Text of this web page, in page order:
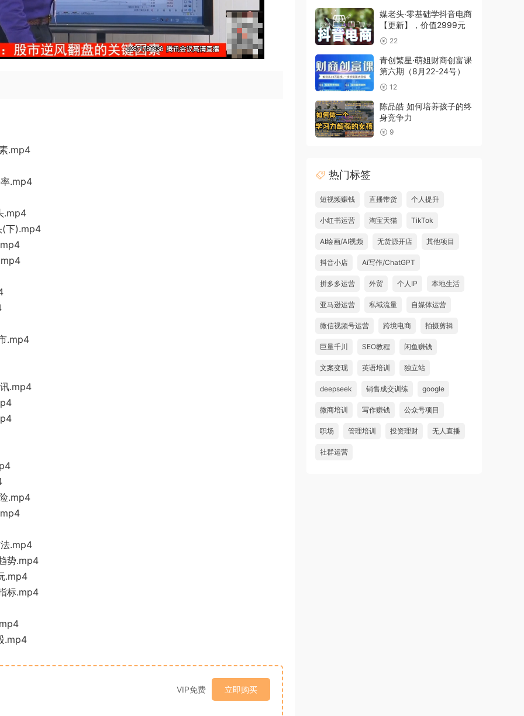
.mp4
.mp4
.mp4
(下).mp4
.mp4
.mp4
.mp4
.mp4
势.mp4
.mp4
标.mp4
.mp4
VIP免费 立即购买
媒老头·零基础学抖音电商
【更新】，价值2999元
22
青创繁星·萌姐财商创富课
第六期（8月22-24号）
12
陈品皓 如何培养孩子的终
身竞争力
9
热门标签
短视频赚钱 直播带货 个人提升
小红书运营 淘宝天猫 TikTok
AI绘画/AI视频 无货源开店 其他项目
抖音小店 Ai写作/ChatGPT
拼多多运营 外贸 个人IP 本地生活
亚马逊运营 私域流量 自媒体运营
微信视频号运营 跨境电商 拍摄剪辑
巨量千川 SEO教程 闲鱼赚钱
文案变现 英语培训 独立站
deepseek 销售成交训练 google
微商培训 写作赚钱 公众号项目
职场 管理培训 投资理财 无人直播
社群运营